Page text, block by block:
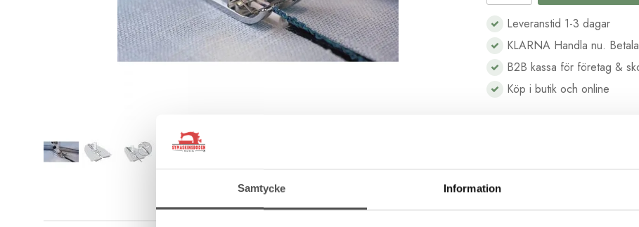
Samtycke Information
Leveranstid 1-3 dagar
KLARNA Handla nu.
B2B kassa för företag &
Köp i butik och online
Beskrivning